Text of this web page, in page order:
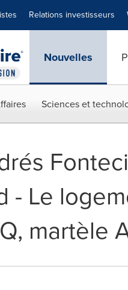
Relations investisseurs
Nouvelles
Sciences et
- Le
martèle